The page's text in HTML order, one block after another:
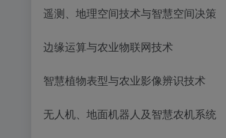
遥测、地理空间技术与智慧空间决策
边缘运算与农业物联网技术
智慧植物表型与农业影像辨识技术
无人机、地面机器人及智慧农机系统